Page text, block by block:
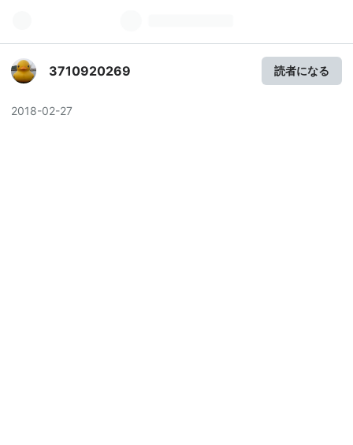
3710920269 読者になる
2018-02-27